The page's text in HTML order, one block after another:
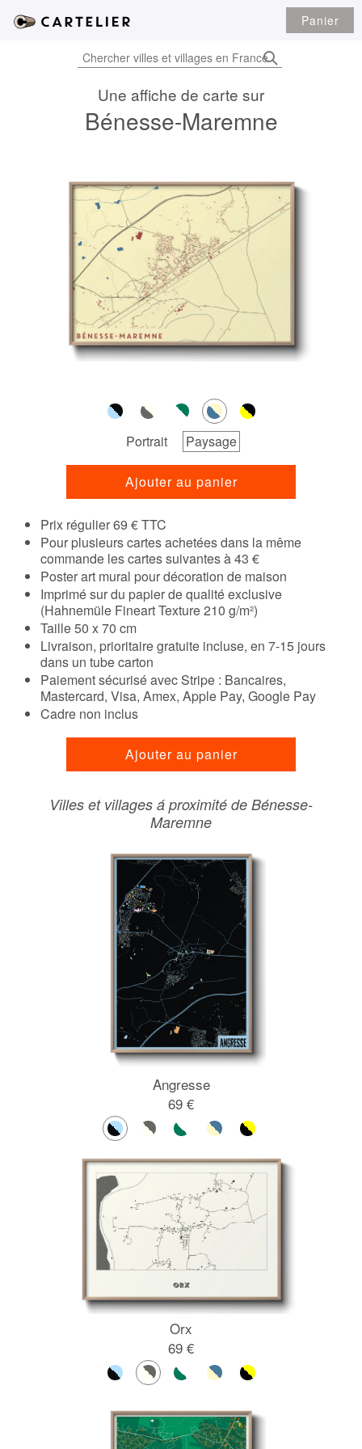
Panier
Une affiche de carte sur
Bénesse-Maremne
Ajouter au panier
Prix régulier 69 € TTC
Pour plusieurs cartes achetées dans la même
commande les cartes suivantes à 43 €
Poster art mural pour décoration de maison
Imprimé sur du papier de qualité exclusive
(Hahnemüle Fineart Texture 210 g/m²)
Taille 50 x 70 cm
Livraison, prioritaire gratuite incluse, en 7-15 jours
dans un tube carton
Paiement sécurisé avec Stripe : Bancaires,
Mastercard, Visa, Amex, Apple Pay, Google Pay
Cadre non inclus
Ajouter au panier
Portrait Paysage
Villes et villages á proximité de Bénesse-
Maremne
Angresse
69 €
Orx
69 €